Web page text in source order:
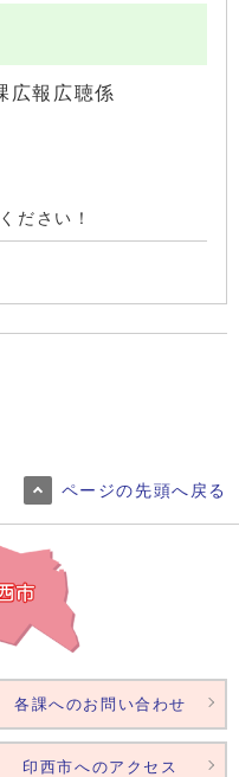
広報広聴係
ださい！
ページの先頭へ戻る
各課へのお問い合わせ
印西市へのアクセス